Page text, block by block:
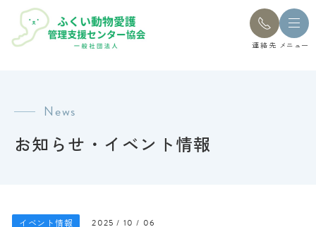
連絡先 メニュー
News
お知らせ・イベント情報
イベント情報 2025 / 10 / 06